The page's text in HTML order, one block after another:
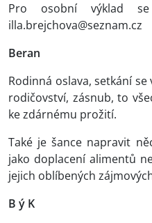
Pro osobní výklad
illa.brejchova@seznam.cz
Beran
Rodinná oslava, setkání
rodičovství, zásnub, to
ke zdárnému prožití.
Také je šance napravit
jako doplacení alimentů
jejich oblíbených
B ý K